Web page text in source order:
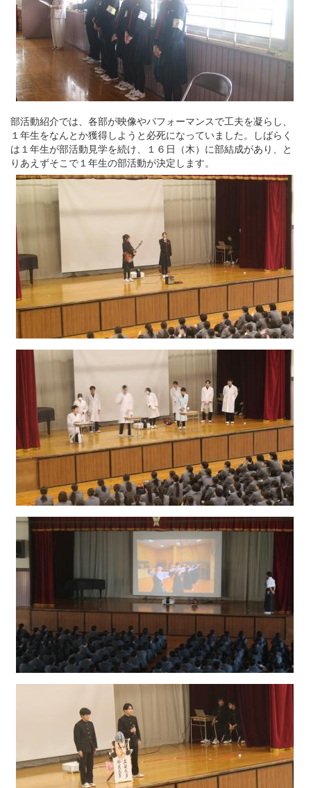
部活動紹介では、各部が映像やパフォーマンスで工夫を凝らし、
１年生をなんとか獲得しようと必死になっていました。しばらく
は１年生が部活動見学を続け、１６日（木）に部結成があり、と
りあえずそこで１年生の部活動が決定します。